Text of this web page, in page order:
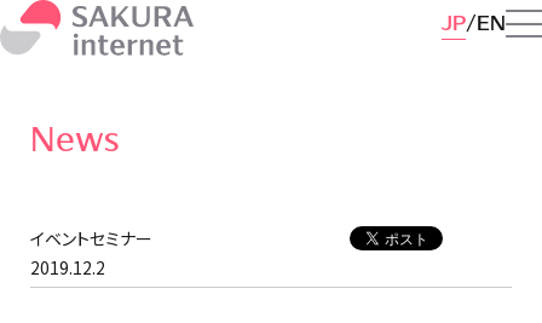
JP EN
News
イベントセミナー
2019.12.2